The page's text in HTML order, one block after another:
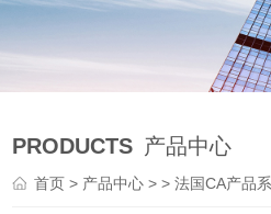
PRODUCTS 产品中心
首页> 产品中心 > >法国CA产品